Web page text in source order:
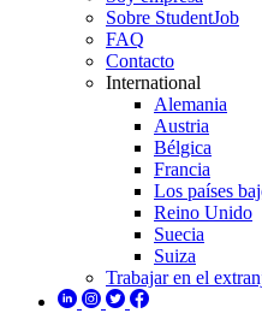
Sobre StudentJob
FAQ
Contacto
International
Alemania
Austria
Bélgica
Francia
Los países
Reino Unido
Suecia
Suiza
Trabajar en el